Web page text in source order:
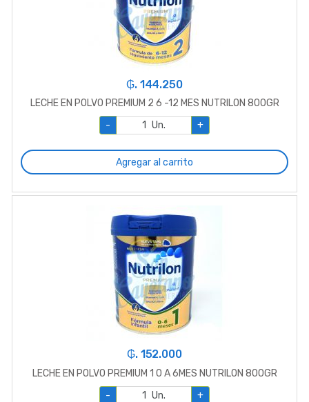
₲. 144.250
LECHE EN POLVO PREMIUM 2 6 -12 MES NUTRILON 800GR
-
Un. +
Agregar al carrito
₲. 152.000
LECHE EN POLVO PREMIUM 1 0 A 6MES NUTRILON 800GR
-
Un. +